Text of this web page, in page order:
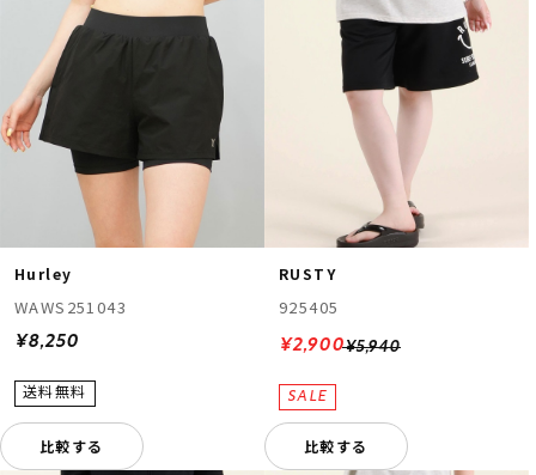
Hurley
WAWS251043
¥8,250
比較する
RUSTY
925405
¥5,940
¥2,900
比較する